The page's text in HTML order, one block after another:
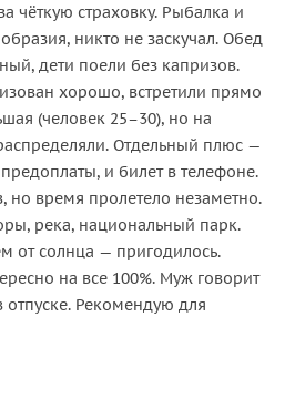
чёткую страховку. Рыбалка и
никто не заскучал. Обед
дети поели без капризов.
хорошо, встретили прямо
(человек 25–30), но на
Отдельный плюс —
и билет в телефоне.
но время пролетело незаметно.
река, национальный парк.
от солнца — пригодилось.
на все 100%. Муж говорит
Рекомендую для